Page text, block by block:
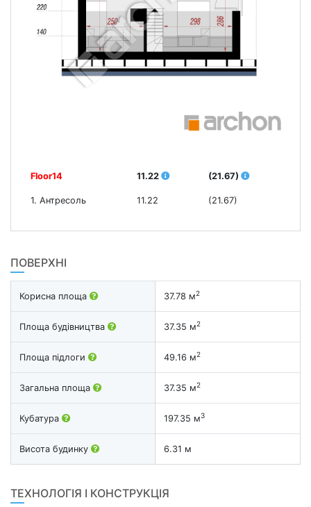
Floor14 11.22 (21.67)
1. Антресоль 11.22 (21.67)
ПОВЕРХНІ
Корисна площа 37.78 м2
Площа будівництва 37.35 м2
Площа підлоги 49.16 м2
Загальна площа 37.35 м2
Кубатура 197.35 м3
Висота будинку 6.31 м
ТЕХНОЛОГІЯ І КОНСТРУКЦІЯ